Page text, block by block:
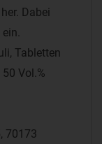
Dabei
Tabletten
Vol.%
70173